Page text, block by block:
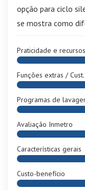
opção para ciclo
se mostra como
Praticidade e recursos
Funções extras /
Programas de
Avaliação Inmetro
Características gerais
Custo-benefício